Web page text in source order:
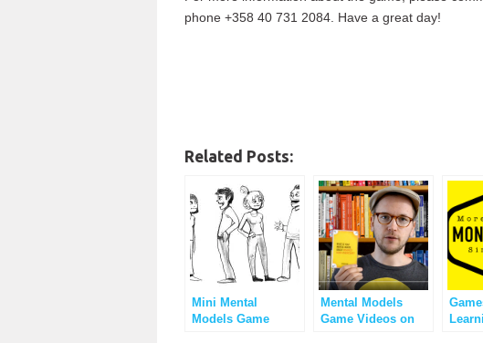
phone +358 40 731 2084. Have a great day!
Related Posts:
Mini Mental
Models Game
Mental Models
Game Videos on